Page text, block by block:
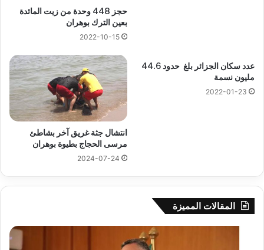
حجز 448 وحدة من زيت المائدة
بعين الترك بوهران
2022-10-15
عدد سكان الجزائر بلغ حدود 44.6
مليون نسمة
2022-01-23
انتشال جثة غريق آخر بشاطئ
مرسى الحجاج بطيوة بوهران
2024-07-24
المقالات المميزة